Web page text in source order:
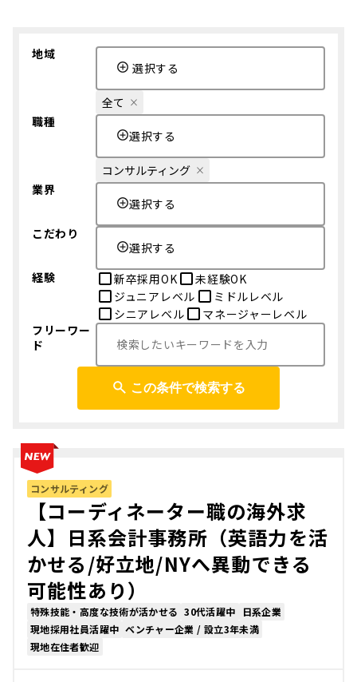
地域
選択する
全て
職種
選択する
コンサルティング
業界
選択する
こだわり
選択する
経験
新卒採用OK
未経験OK
ジュニアレベル
ミドルレベル
シニアレベル
マネージャーレベル
フリーワー
ド
この条件で検索する
コンサルティング
【コーディネーター職の海外求
人】日系会計事務所（英語力を活
かせる/好立地/NYへ異動できる
可能性あり）
特殊技能・高度な技術が活かせる 30代活躍中
日系企業
現地採用社員活躍中 ベンチャー企業 / 設立3年未満
現地在住者歓迎